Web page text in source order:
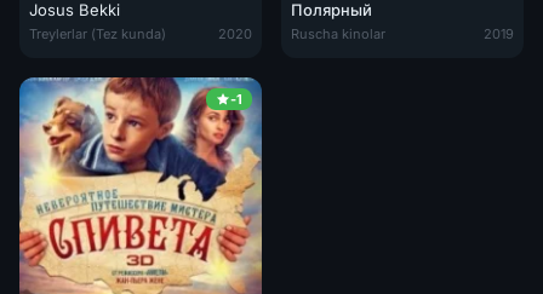
Josus Bekki
Josus Bekki / Qasoskor Beky / Bekiy / Becki Uzbek tilida
Treylerlar (Tez kunda) 2020
Полярный
Полярный / Polar Tas-IX
Ruscha kinolar 2019
-1